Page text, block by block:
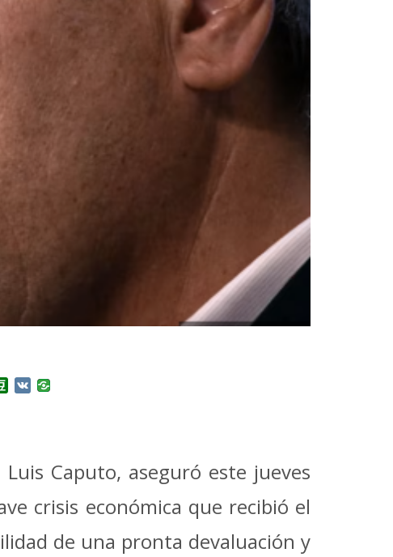
Douban
VK
Caputo, aseguró este jueves
crisis económica que recibió el
de una pronta devaluación y